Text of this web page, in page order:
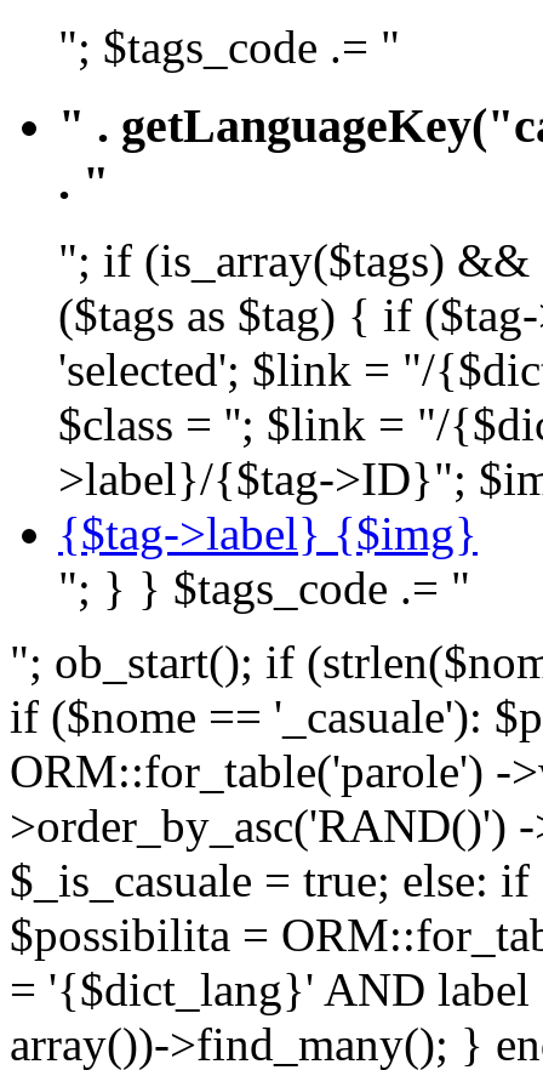
"; $tags_code .= "
" .
. "
"; if (is_array($tags) &&
($tags as $tag) { if
'selected'; $link = "/
$class = ''; $link = "/
>label}/{$tag->ID}";
{$tag->label} {$img}
"; } } $tags_code .= "
"; ob_start(); if
if ($nome == '_casuale'):
ORM::for_table('parole') -
>order_by_asc('RAND()')
$_is_casuale = true; else:
$possibilita =
= '{$dict_lang}' AND
array())->find_many(); }